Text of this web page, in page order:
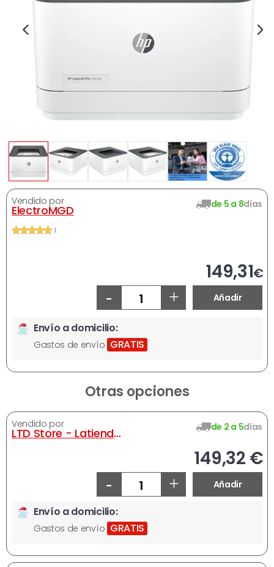
Vendido por
ElectroMGD
1
de 5 a 8días
Ahora
149,31€
- + Añadir
Envío a domicilio:
Gastos de envío GRATIS
Otras opciones
Vendido por
LTD Store - Latiendadirecta de 2 a 5días
149,32 €
- + Añadir
Envío a domicilio:
Gastos de envío GRATIS